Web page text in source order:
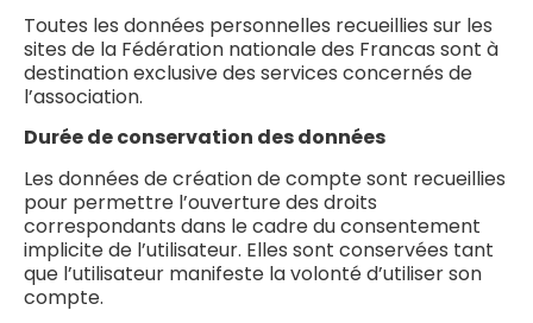
Toutes les données personnelles recueillies sur les
sites de la Fédération nationale des Francas sont à
destination exclusive des services concernés de
l’association.
Durée de conservation des données
Les données de création de compte sont recueillies
pour permettre l’ouverture des droits
correspondants dans le cadre du consentement
implicite de l’utilisateur. Elles sont conservées tant
que l’utilisateur manifeste la volonté d’utiliser son
compte.